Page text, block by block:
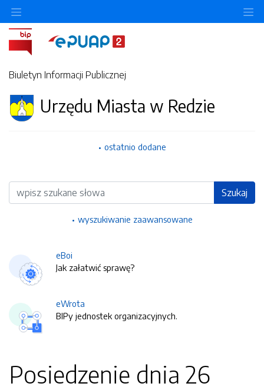
Biuletyn Informacji Publicznej
Urzędu Miasta w Redzie
ostatnio dodane
Wyszukiwarka Szukaj
wyszukiwanie zaawansowane
eBoi
Jak załatwić sprawę?
eWrota
BIPy jednostek organizacyjnych.
Posiedzenie dnia 26